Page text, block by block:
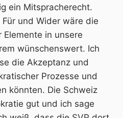
ein Mitspracherecht.
und Wider wäre die
Elemente in unsere
wünschenswert. Ich
die Akzeptanz und
Prozesse und
könnten. Die Schweiz
gut und ich sage